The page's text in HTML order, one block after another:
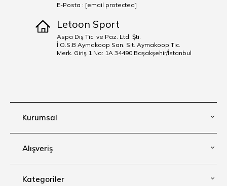
Kurumsal
Alışveriş
Kategoriler
E-Posta : [email protected]
Letoon Sport
Aspa Dış Tic. ve Paz. Ltd. Şti.
İ.O.S.B Aymakoop San. Sit. Aymakoop Tic.
Merk. Giriş 1 No: 1A 34490 Başakşehir/İstanbul